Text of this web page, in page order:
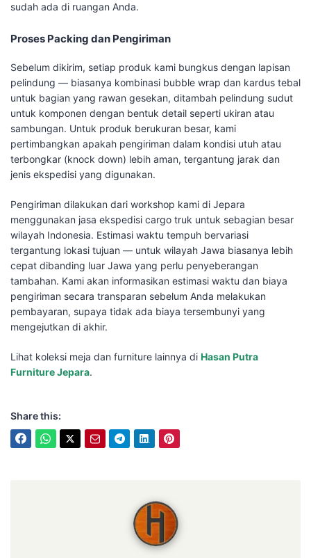
sudah ada di ruangan Anda.
Proses Packing dan Pengiriman
Sebelum dikirim, setiap produk kami bungkus dengan lapisan
pelindung — biasanya kombinasi bubble wrap dan kardus tebal
untuk bagian yang rawan gesekan, ditambah pelindung sudut
untuk komponen dengan bentuk detail seperti ukiran atau
sambungan. Untuk produk berukuran besar, kami
pertimbangkan apakah pengiriman dalam kondisi utuh atau
terbongkar (knock down) lebih aman, tergantung jarak dan
jenis ekspedisi yang digunakan.
Pengiriman dilakukan dari workshop kami di Jepara
menggunakan jasa ekspedisi cargo truk untuk sebagian besar
wilayah Indonesia. Estimasi waktu tempuh bervariasi
tergantung lokasi tujuan — untuk wilayah Jawa biasanya lebih
cepat dibanding luar Jawa yang perlu penyeberangan
tambahan. Kami akan informasikan estimasi waktu dan biaya
pengiriman secara transparan sebelum Anda melakukan
pembayaran, supaya tidak ada biaya tersembunyi yang
mengejutkan di akhir.
Lihat koleksi meja dan furniture lainnya di Hasan Putra
Furniture Jepara.
Share this: